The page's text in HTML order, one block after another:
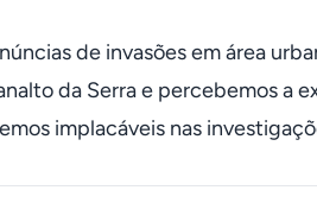
de invasões em área
da Serra e percebemos a
implacáveis nas